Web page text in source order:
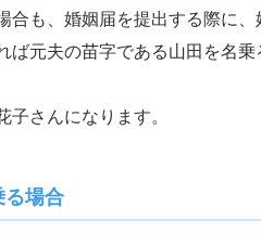
合も、婚姻届を提出する際に
元夫の苗字である山田を名乗
さんになります。
る場合